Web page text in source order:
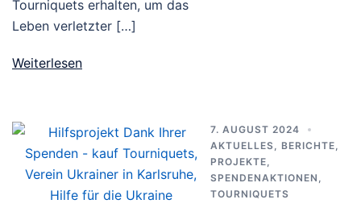
Tourniquets erhalten, um das
Leben verletzter […]
Weiterlesen
7. AUGUST 2024
AKTUELLES
BERICHTE
PROJEKTE
SPENDENAKTIONEN
TOURNIQUETS